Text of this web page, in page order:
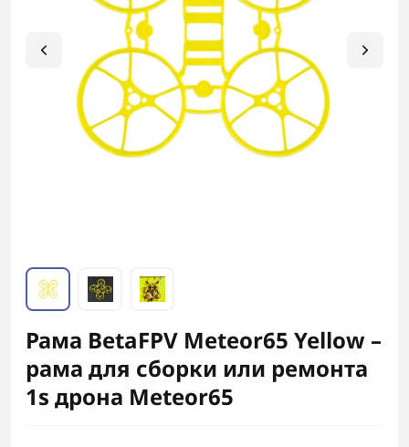
Рама BetaFPV Meteor65 Yellow –
рама для сборки или ремонта
1s дрона Meteor65